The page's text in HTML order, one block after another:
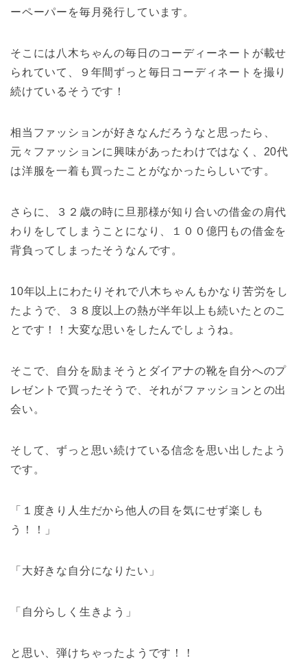
ーペーパーを毎月発行しています。
そこには八木ちゃんの毎日のコーディーネートが載せ
られていて、９年間ずっと毎日コーディネートを撮り
続けているそうです！
相当ファッションが好きなんだろうなと思ったら、
元々ファッションに興味があったわけではなく、20代
は洋服を一着も買ったことがなかったらしいです。
さらに、３２歳の時に旦那様が知り合いの借金の肩代
わりをしてしまうことになり、１００億円もの借金を
背負ってしまったそうなんです。
10年以上にわたりそれで八木ちゃんもかなり苦労をし
たようで、３８度以上の熱が半年以上も続いたとのこ
とです！！大変な思いをしたんでしょうね。
そこで、自分を励まそうとダイアナの靴を自分へのプ
レゼントで買ったそうで、それがファッションとの出
会い。
そして、ずっと思い続けている信念を思い出したよう
です。
「１度きり人生だから他人の目を気にせず楽しも
う！！」
「大好きな自分になりたい」
「自分らしく生きよう」
と思い、弾けちゃったようです！！